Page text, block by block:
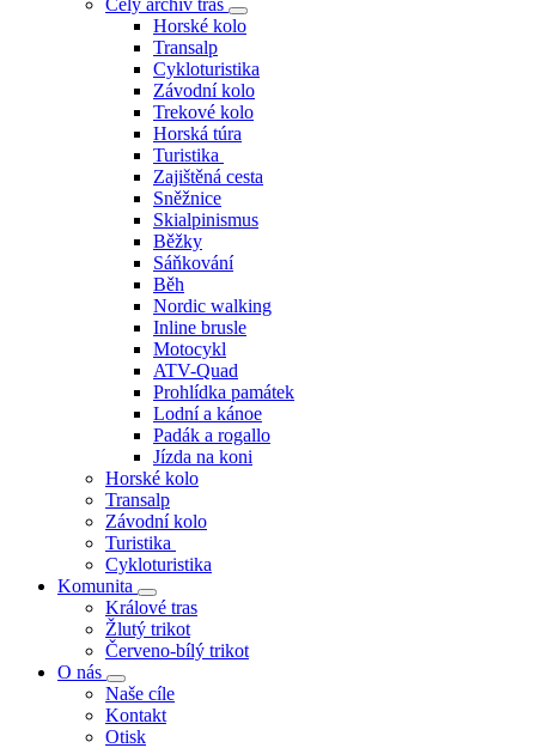
Horské kolo
Transalp
Cykloturistika
Závodní kolo
Trekové kolo
Horská túra
Turistika
Zajištěná cesta
Sněžnice
Skialpinismus
Běžky
Sáňkování
Běh
Nordic walking
Inline brusle
Motocykl
ATV-Quad
Prohlídka památek
Lodní a kánoe
Padák a rogallo
Jízda na koni
Horské kolo
Transalp
Závodní kolo
Turistika
Cykloturistika
Komunita
Králové tras
Žlutý trikot
Červeno-bílý trikot
O nás
Naše cíle
Kontakt
Otisk